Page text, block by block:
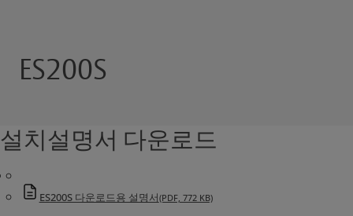
ES200S
설치설명서 다운로드
ES200S 다운로드용 설명서(PDF, 772 KB)